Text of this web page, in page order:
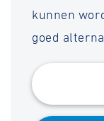
kunnen
goed